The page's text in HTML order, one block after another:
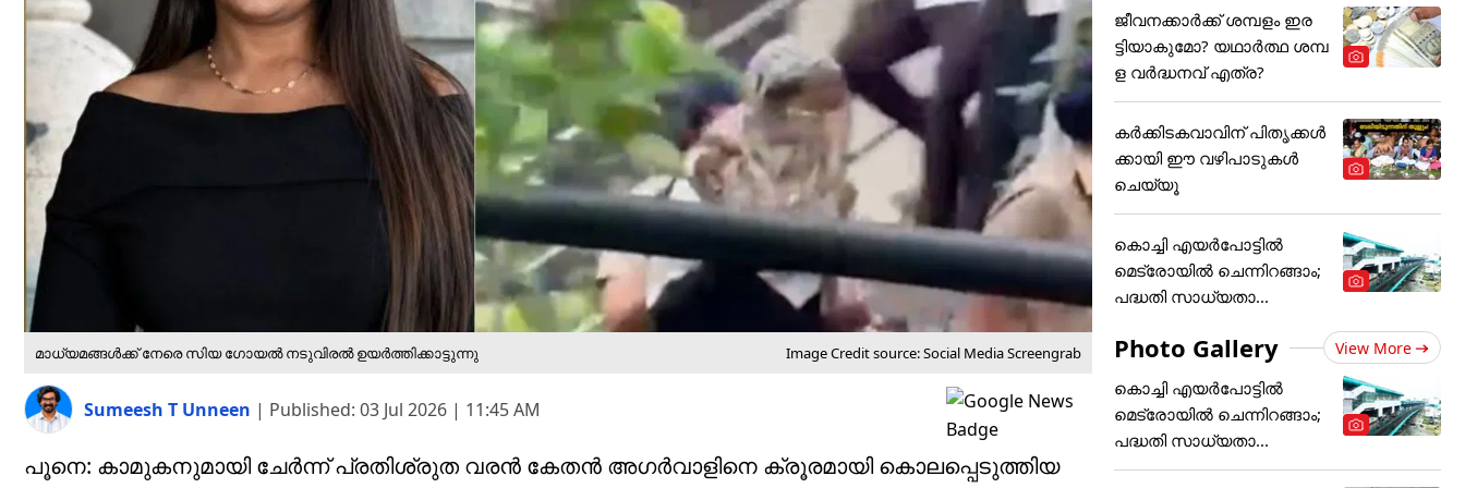
മാധ്യമങ്ങൾക്ക് നേരെ സിയ ഗോയൽ നടുവിരൽ ഉയർത്തിക്കാട്ടുന്നു Image Credit source: Social Media Screengrab
Sumeesh T Unneen | Published: 03 Jul 2026 | 11:45 AM
പൂനെ: കാമുകനുമായി ചേർന്ന് പ്രതിശ്രുത വരൻ കേതൻ അഗർവാളിനെ ക്രൂരമായി കൊലപ്പെടുത്തിയ
ജീവനക്കാർക്ക് ശമ്പളം ഇര
ട്ടിയാകുമോ? യഥാർത്ഥ ശമ്പ
ള വർദ്ധനവ് എത്ര?
കർക്കിടകവാവിന് പിതൃക്കൾ
ക്കായി ഈ വഴിപാടുകൾ
ചെയ്യൂ
കൊച്ചി എയര്‍പോട്ടില്‍
മെട്രോയില്‍ ചെന്നിറങ്ങാം;
പദ്ധതി സാധ്യതാ...
Photo Gallery View More
കൊച്ചി എയര്‍പോട്ടില്‍
മെട്രോയില്‍ ചെന്നിറങ്ങാം;
പദ്ധതി സാധ്യതാ...